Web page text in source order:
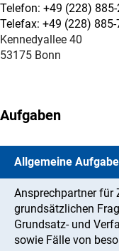
Telefon: +49 (228)
Telefax: +49 (228)
Kennedyallee 40
53175 Bonn
Aufgaben
Allgemeine
Ansprechpartner für
grundsätzlichen
Grundsatz- und
sowie Fälle von